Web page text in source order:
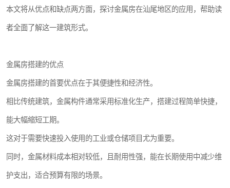
本文将从优点和缺点两方面，探讨金属房在汕尾地区的应用，帮助读
者全面了解这一建筑形式。
金属房搭建的优点
金属房搭建的首要优点在于其便捷性和经济性。
相比传统建筑，金属构件通常采用标准化生产，搭建过程简单快捷，
能大幅缩短工期。
这对于需要快速投入使用的工业或仓储项目尤为重要。
同时，金属材料成本相对较低，且耐用性强，能在长期使用中减少维
护支出，适合预算有限的场景。